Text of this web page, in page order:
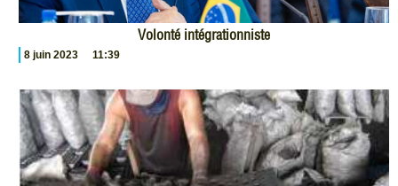
Volonté intégrationniste
8 juin 2023 11:39